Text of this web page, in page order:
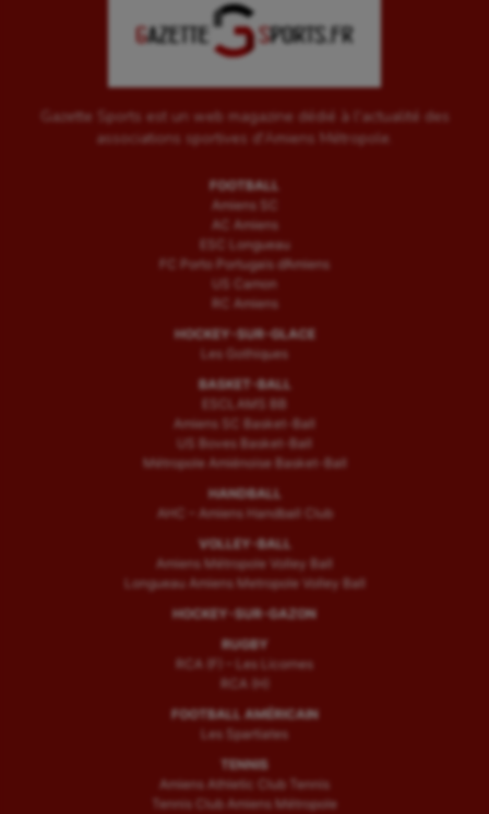
Gazette Sports est un web magazine dédié à l'actualité des
associations sportives d'Amiens Métropole.
FOOTBALL
Amiens SC
AC Amiens
ESC Longueau
FC Porto Portugais d’Amiens
US Camon
RC Amiens
HOCKEY-SUR-GLACE
Les Gothiques
BASKET-BALL
ESCLAMS BB
Amiens SC Basket-Ball
US Boves Basket-Ball
Métropole Amiénoise Basket-Ball
HANDBALL
AHC – Amiens Handball Club
VOLLEY-BALL
Amiens Métropole Volley Ball
Longueau Amiens Metropole Volley Ball
HOCKEY-SUR-GAZON
RUGBY
RCA (F) – Les Licornes
RCA (H)
FOOTBALL AMÉRICAIN
Les Spartiates
TENNIS
Amiens Athletic Club Tennis
Tennis Club Amiens Métropole